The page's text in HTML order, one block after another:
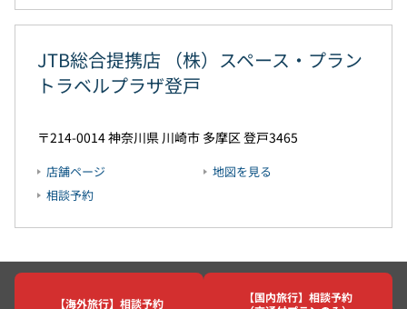
【海外旅行】相談予約
【国内旅行】相談予約
JTB総合提携店 （株）スペース・プラン
トラベルプラザ登戸
214-0014神奈川県 川崎市 多摩区 登戸3465
店舗ページ
相談予約
地図を見る
JTBホーム 店舗一覧